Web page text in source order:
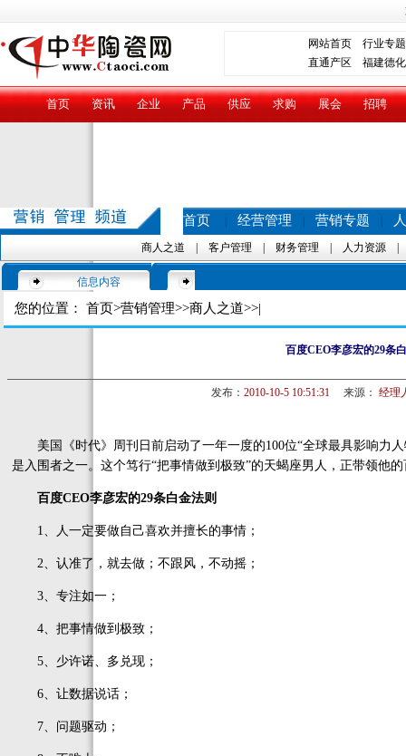
网站首页
行业专题
直通产区 福建德化
首页 资讯 企业 产品 供应 求购 展会 招聘
首页 经营管理 营销专题
商人之道 客户管理 财务管理 人力资源
信息内容
您的位置： 首页>营销管理>>商人之道>>|
百度CEO李彦宏的29条
发布： 2010-10-5 10:51:31 来源： 经理
美国《时代》周刊日前启动了一年一度的100位“全球最具影响力人
是入围者之一。这个笃行“把事情做到极致”的天蝎座男人，正带领他
百度CEO李彦宏的29条白金法则
1、人一定要做自己喜欢并擅长的事情；
2、认准了，就去做；不跟风，不动摇；
3、专注如一；
4、把事情做到极致；
5、少许诺、多兑现；
6、让数据说话；
7、问题驱动；